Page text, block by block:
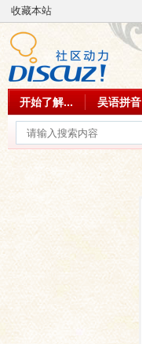
收藏本站
开始了解... 吴语拼音